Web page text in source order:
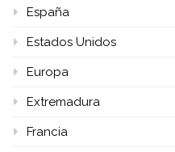
España
Estados Unidos
Europa
Extremadura
Francia